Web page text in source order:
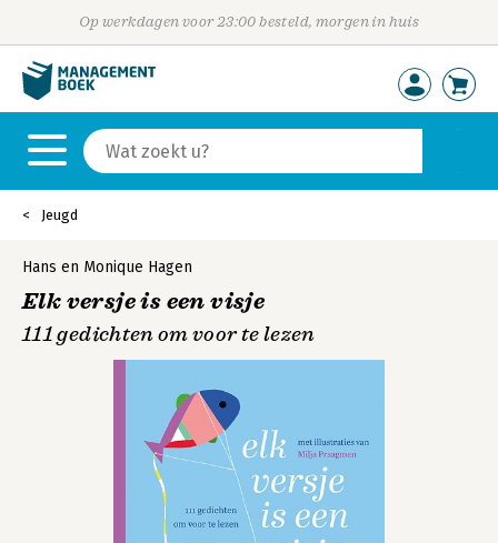
Op werkdagen voor 23:00 besteld, morgen in huis
Jeugd
Hans en Monique Hagen
Elk versje is een visje
111 gedichten om voor te lezen